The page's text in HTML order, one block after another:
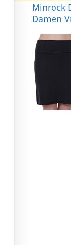
Minrock
Damen